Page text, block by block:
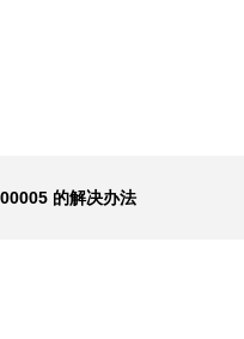
的解决办法